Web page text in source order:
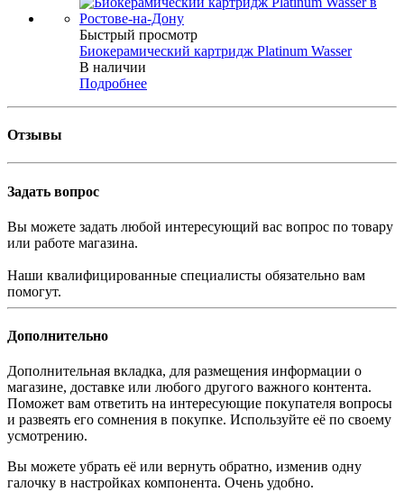
Быстрый просмотр
Биокерамический картридж Platinum Wasser
В наличии
Подробнее
Отзывы
Задать вопрос
Вы можете задать любой интересующий вас вопрос по товару
или работе магазина.
Наши квалифицированные специалисты обязательно вам
помогут.
Дополнительно
Дополнительная вкладка, для размещения информации о
магазине, доставке или любого другого важного контента.
Поможет вам ответить на интересующие покупателя вопросы
и развеять его сомнения в покупке. Используйте её по своему
усмотрению.
Вы можете убрать её или вернуть обратно, изменив одну
галочку в настройках компонента. Очень удобно.